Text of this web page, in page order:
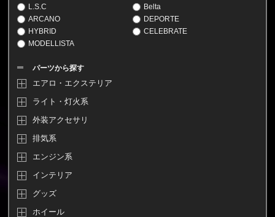
L.S.C
Belta
ARCANO
DEPORTE
HYBRID
CELEBRATE
MODELLISTA
パーツから探す
エアロ・エクステリア
ライト・灯火系
外装アクセサリ
排気系
エンジン系
インテリア
グッズ
ホイール